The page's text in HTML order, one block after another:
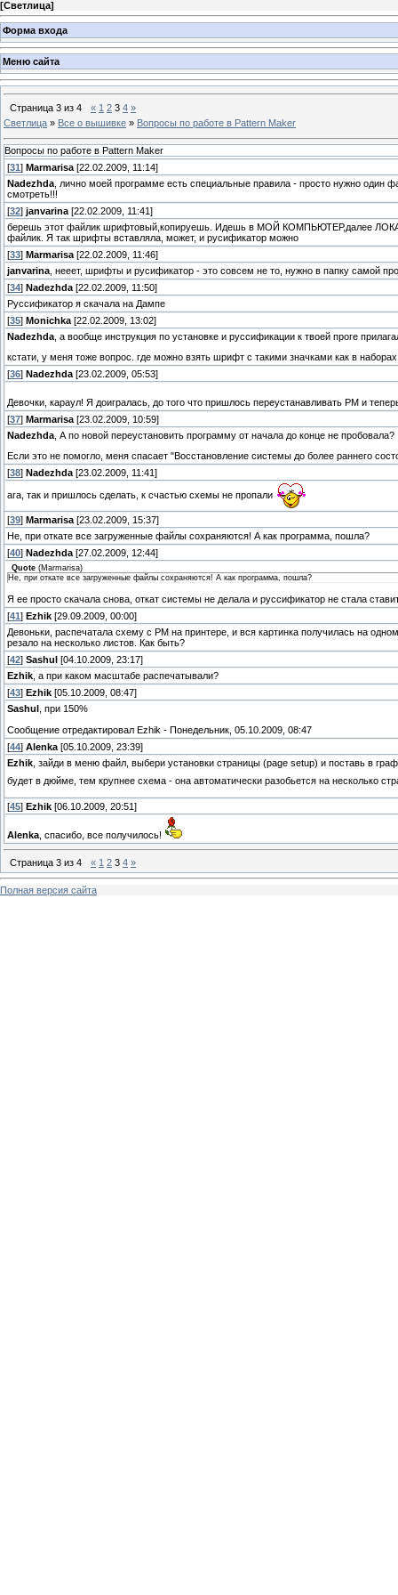
[Светлица]
Форма входа
Меню сайта
Страница 3 из 4 « 1 2 3 4 »
Светлица » Все о вышивке » Вопросы по работе в Pattern Maker
Вопросы по работе в Pattern Maker
[31 ] Marmarisa [22.02.2009, 11:14]
Nadezhda , лично моей программе есть специальные правила - просто нужно один
смотреть!!!
[32] janvarina [22.02.2009, 11:41]
берешь этот файлик шрифтовый,копируешь. Идешь в МОЙ КОМПЬЮТЕР,далее
файлик. Я так шрифты вставляла, может, и русификатор можно
[33] Marmarisa [22.02.2009, 11:46]
janvarina , нееет, шрифты и русификатор - это совсем не то, нужно в папку самой
[34] Nadezhda [22.02.2009, 11:50]
Руссификатор я скачала на Дампе
[35] Monichka [22.02.2009, 13:02]
Nadezhda , а вообще инструкция по установке и руссификации к твоей проге
кстати, у меня тоже вопрос. где можно взять шрифт с такими значками как в
[36] Nadezhda [23.02.2009, 05:53]
Девочки, караул! Я доигралась, до того что пришлось переустанавливать РМ и
[37] Marmarisa [23.02.2009, 10:59]
Nadezhda , А по новой переустановить программу от начала до конце не пробовала?
Если это не помогло, меня спасает "Восстановление системы до более раннего
[38] Nadezhda [23.02.2009, 11:41]
ага, так и пришлось сделать, к счастью схемы не пропали
[39] Marmarisa [23.02.2009, 15:37]
Не, при откате все загруженные файлы сохраняются! А как программа, пошла?
[40] Nadezhda [27.02.2009, 12:44]
Quote (Marmarisa)
Не, при откате все загруженные файлы сохраняются! А как программа, пошла?
Я ее просто скачала снова, откат системы не делала и руссификатор не стала
[41 ] Ezhik [29.09.2009, 00:00]
Девоньки, распечатала схему с PM на принтере, и вся картинка получилась на
резало на несколько листов. Как быть?
[42] Sashul
[04.10.2009, 23:17]
Ezhik , а при каком масштабе распечатывали?
[43] Ezhik [05.10.2009, 08:47]
Sashul
, при 150%
Сообщение отредактировал Ezhik - Понедельник, 05.10.2009, 08:47
[44] Alenka [05.10.2009, 23:39]
Ezhik , зайди в меню файл, выбери установки страницы (page setup) и поставь в
будет в дюйме, тем крупнее схема - она автоматически разобьется на несколько
[45] Ezhik [06.10.2009, 20:51]
Alenka , спасибо, все получилось!
Страница 3 из 4 « 1 2 3 4 »
Полная версия сайта